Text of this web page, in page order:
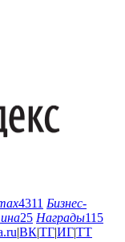
4311 Бизнес-
25 Награды115
|ВК|ТГ|ИГ|ТТ